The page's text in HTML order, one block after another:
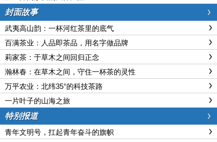
封面故事
武夷高山韵：一杯河红茶里的底气
百满茶业：人品即茶品，用名字做品牌
莉家茶：于草木之间回归正念
瀚林春：在草木之间，守住一杯茶的灵性
万平农业：北纬35°的科技茶路
一片叶子的山海之旅
特别报道
青年文明号，扛起青年奋斗的旗帜